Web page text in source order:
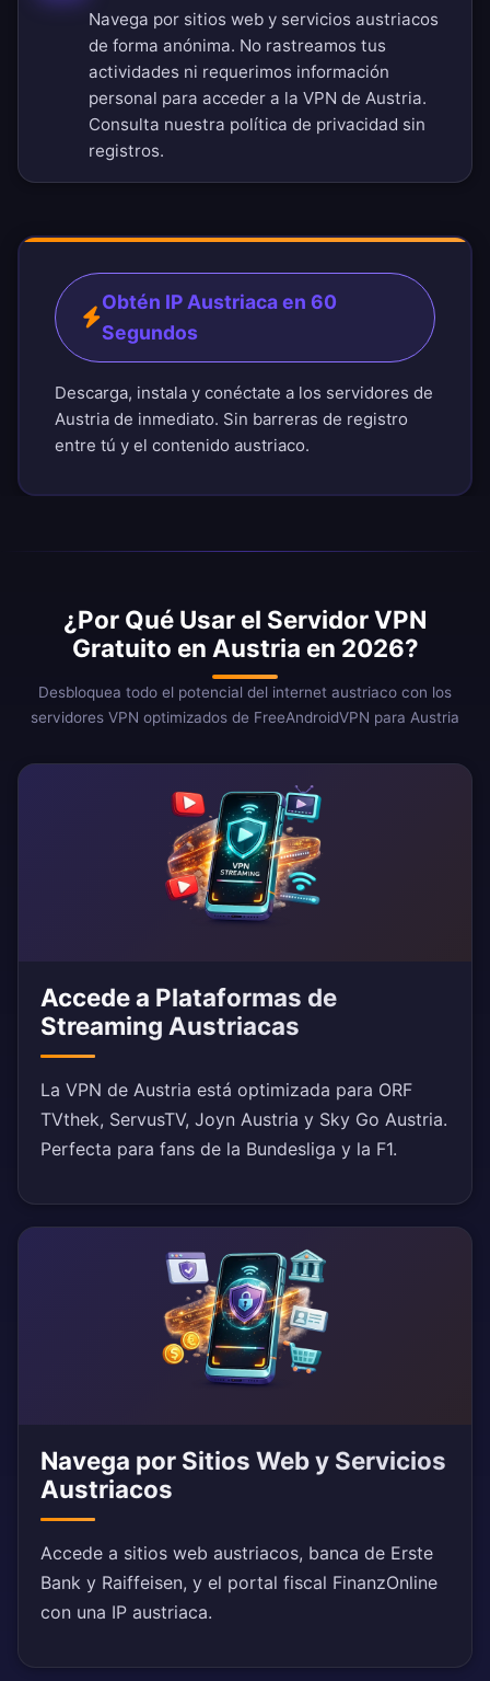
Navega por sitios web y servicios austriacos
de forma anónima. No rastreamos tus
actividades ni requerimos información
personal para acceder a la VPN de Austria.
Consulta nuestra política de privacidad sin
registros.
Obtén IP Austriaca en 60
Segundos
Descarga, instala y conéctate a los servidores de
Austria de inmediato. Sin barreras de registro
entre tú y el contenido austriaco.
¿Por Qué Usar el Servidor VPN
Gratuito en Austria en 2026?
Desbloquea todo el potencial del internet austriaco con los
servidores VPN optimizados de FreeAndroidVPN para Austria
Accede a Plataformas de
Streaming Austriacas
La VPN de Austria está optimizada para ORF
TVthek, ServusTV, Joyn Austria y Sky Go Austria.
Perfecta para fans de la Bundesliga y la F1.
Navega por Sitios Web y Servicios
Austriacos
Accede a sitios web austriacos, banca de Erste
Bank y Raiffeisen, y el portal fiscal FinanzOnline
con una IP austriaca.